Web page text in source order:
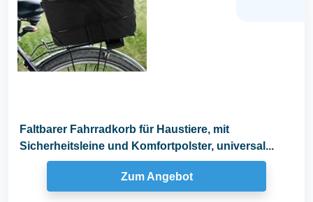
Faltbarer Fahrradkorb für Haustiere, mit
Sicherheitsleine und Komfortpolster, universal...
Zum Angebot